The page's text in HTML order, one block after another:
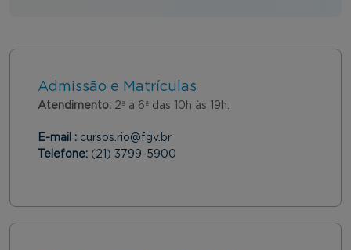
Admissão e Matrículas
Atendimento: 2ª a 6ª das 10h às 19h.
E-mail : cursos.rio@fgv.br
Telefone: (21) 3799-5900